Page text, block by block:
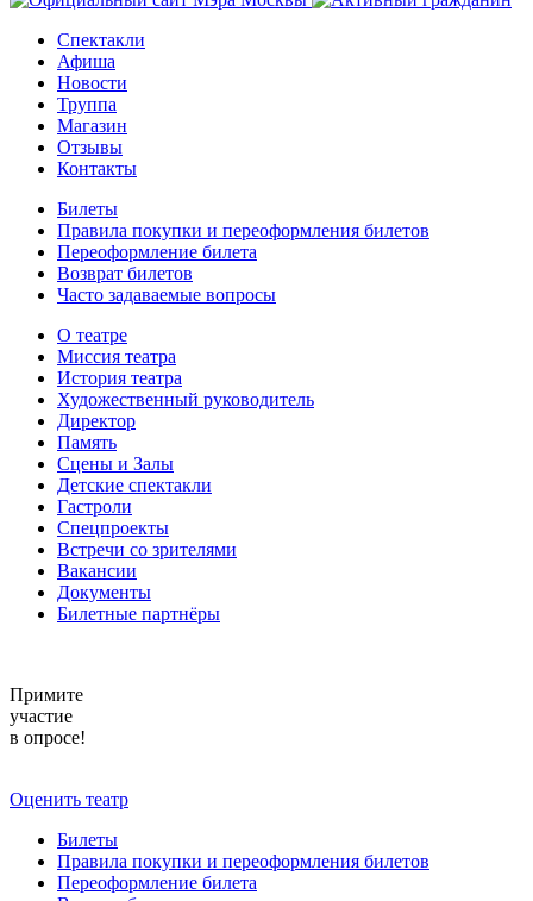
Спектакли
Афиша
Новости
Труппа
Магазин
Отзывы
Контакты
Билеты
Правила покупки и переоформления билетов
Переоформление билета
Возврат билетов
Часто задаваемые вопросы
О театре
Миссия театра
История театра
Художественный руководитель
Директор
Память
Сцены и Залы
Детские спектакли
Гастроли
Спецпроекты
Встречи со зрителями
Вакансии
Документы
Билетные партнёры
Примите
участие
в опросе!
Оценить театр
Билеты
Правила покупки и переоформления билетов
Переоформление билета